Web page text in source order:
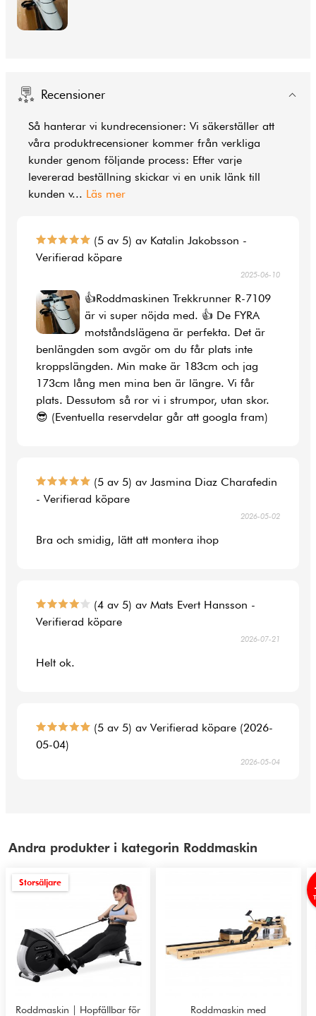
Recensioner
Så hanterar vi kundrecensioner: Vi säkerställer att
våra produktrecensioner kommer från verkliga
kunder genom följande process: Efter varje
levererad beställning skickar vi en unik länk till
kunden v... Läs mer
(5 av 5) av Katalin Jakobsson -
Verifierad köpare
2025-06-10
👍Roddmaskinen Trekkrunner R-7109
är vi super nöjda med. 👍 De FYRA
motståndslägena är perfekta. Det är
benlängden som avgör om du får plats inte
kroppslängden. Min make är 183cm och jag
173cm lång men mina ben är längre. Vi får
plats. Dessutom så ror vi i strumpor, utan skor.
😎 (Eventuella reservdelar går att googla fram)
(5 av 5) av Jasmina Diaz Charafedin
- Verifierad köpare
2026-05-02
Bra och smidig, lätt att montera ihop
(4 av 5) av Mats Evert Hansson -
Verifierad köpare
2026-07-21
Helt ok.
(5 av 5) av Verifierad köpare (2026-
05-04)
2026-05-04
Andra produkter i kategorin Roddmaskin
Storsäljare
Roddmaskin | Hopfällbar för
Roddmaskin med